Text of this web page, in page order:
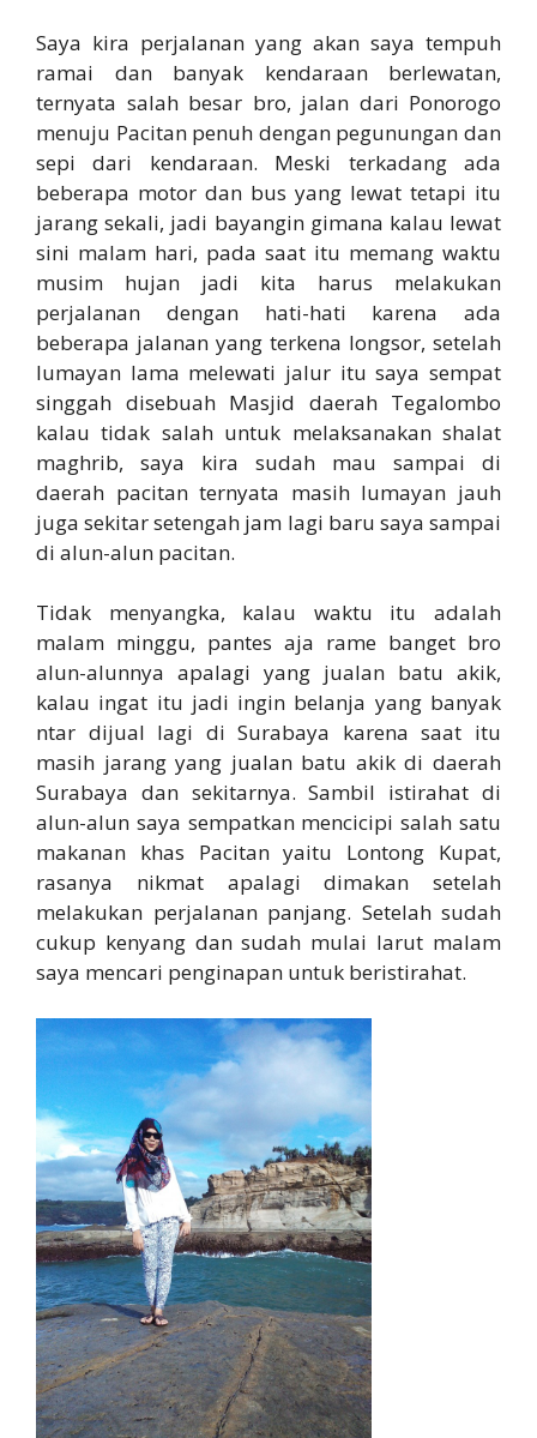
Saya kira perjalanan yang akan saya tempuh
ramai dan banyak kendaraan berlewatan,
ternyata salah besar bro, jalan dari Ponorogo
menuju Pacitan penuh dengan pegunungan dan
sepi dari kendaraan. Meski terkadang ada
beberapa motor dan bus yang lewat tetapi itu
jarang sekali, jadi bayangin gimana kalau lewat
sini malam hari, pada saat itu memang waktu
musim hujan jadi kita harus melakukan
perjalanan dengan hati-hati karena ada
beberapa jalanan yang terkena longsor, setelah
lumayan lama melewati jalur itu saya sempat
singgah disebuah Masjid daerah Tegalombo
kalau tidak salah untuk melaksanakan shalat
maghrib, saya kira sudah mau sampai di
daerah pacitan ternyata masih lumayan jauh
juga sekitar setengah jam lagi baru saya sampai
di alun-alun pacitan.
Tidak menyangka, kalau waktu itu adalah
malam minggu, pantes aja rame banget bro
alun-alunnya apalagi yang jualan batu akik,
kalau ingat itu jadi ingin belanja yang banyak
ntar dijual lagi di Surabaya karena saat itu
masih jarang yang jualan batu akik di daerah
Surabaya dan sekitarnya. Sambil istirahat di
alun-alun saya sempatkan mencicipi salah satu
makanan khas Pacitan yaitu Lontong Kupat,
rasanya nikmat apalagi dimakan setelah
melakukan perjalanan panjang. Setelah sudah
cukup kenyang dan sudah mulai larut malam
saya mencari penginapan untuk beristirahat.